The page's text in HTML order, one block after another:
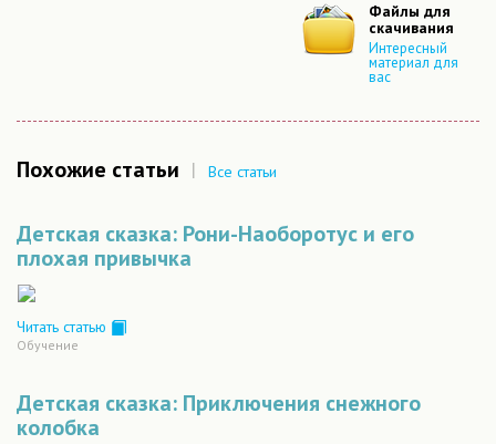
Файлы для
скачивания
Интересный
материал для
вас
Похожие статьи | Все статьи
Детская сказка: Рони-Наоборотус и его
плохая привычка
Читать статью
Обучение
Детская сказка: Приключения снежного
колобка